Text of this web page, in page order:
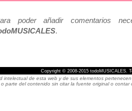
poder añadir comentarios
.
Copyright © 2008-2015 todoMUSICALES.
intelectual de esta web y de sus elementos
parte del contenido sin citar la fuente original o